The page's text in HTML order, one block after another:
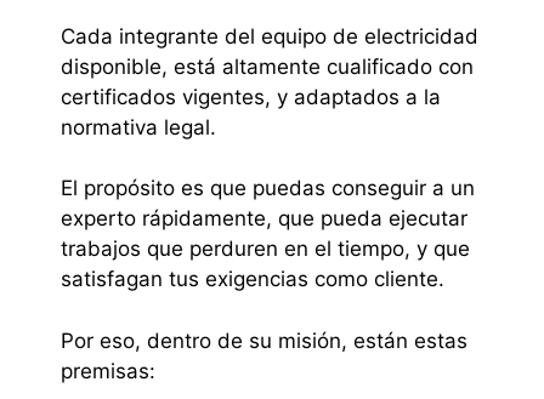
Cada integrante del equipo de electricidad
disponible, está altamente cualificado con
certificados vigentes, y adaptados a la
normativa legal.
El propósito es que puedas conseguir a un
experto rápidamente, que pueda ejecutar
trabajos que perduren en el tiempo, y que
satisfagan tus exigencias como cliente.
Por eso, dentro de su misión, están estas
premisas: